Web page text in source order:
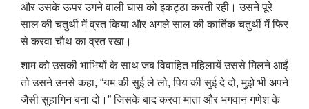
और उसके ऊपर उगने वाली घास को इकट्ठा करती रही। उसने पूरे
साल की चतुर्थी में व्रत किया और अगले साल की कार्तिक चतुर्थी में फिर
से करवा चौथ का व्रत रखा।
शाम को उसकी भाभियों के साथ जब विवाहित महिलायें उससे मिलने आईं
तो उसने उनसे कहा, “यम की सुई ले लो, पिय की सुई दे दो, मुझे भी अपने
जैसी सुहागिन बना दो।” जिसके बाद करवा माता और भगवान गणेश के